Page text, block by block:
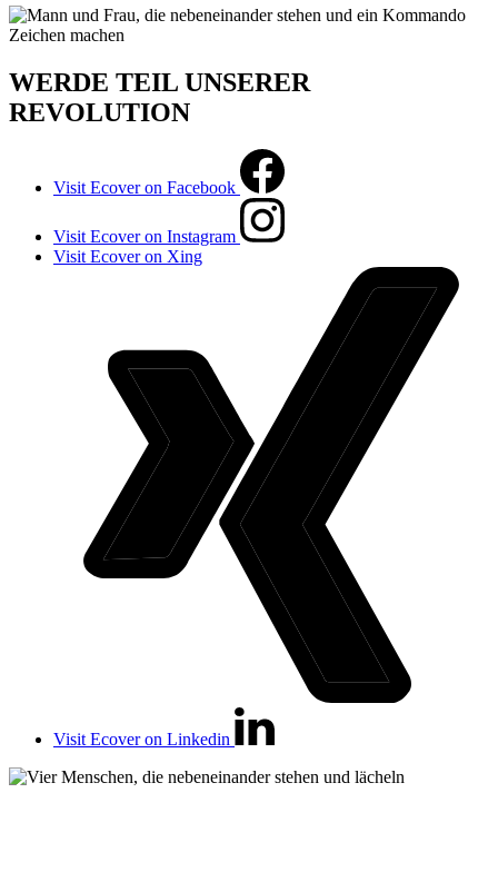
WERDE TEIL UNSERER
REVOLUTION
Visit Ecover on Facebook
Visit Ecover on Instagram
Visit Ecover on Xing
Visit Ecover on Linkedin